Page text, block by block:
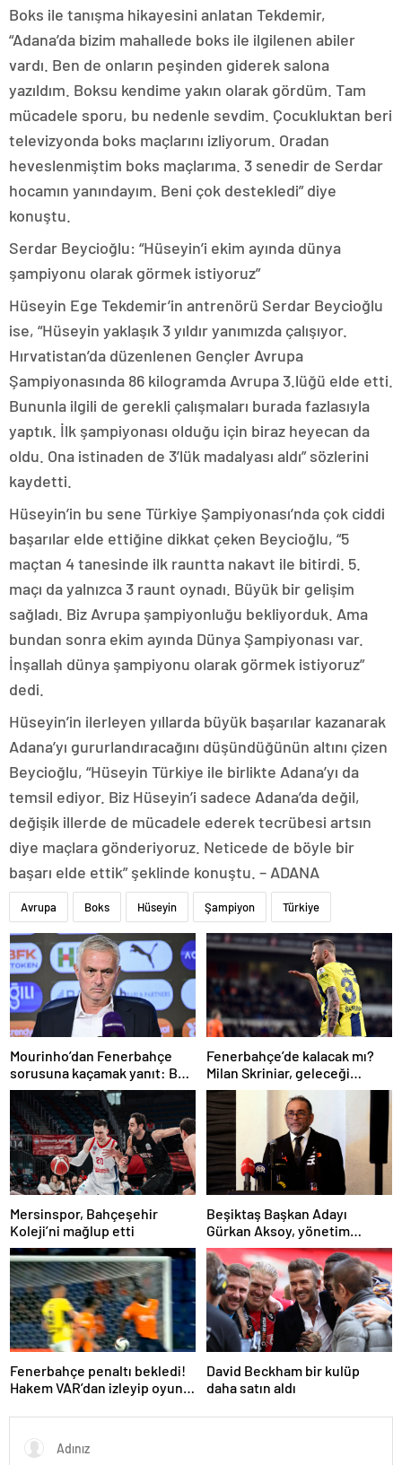
Boks ile tanışma hikayesini anlatan Tekdemir,
“Adana’da bizim mahallede boks ile ilgilenen abiler
vardı. Ben de onların peşinden giderek salona
yazıldım. Boksu kendime yakın olarak gördüm. Tam
mücadele sporu, bu nedenle sevdim. Çocukluktan beri
televizyonda boks maçlarını izliyorum. Oradan
heveslenmiştim boks maçlarıma. 3 senedir de Serdar
hocamın yanındayım. Beni çok destekledi” diye
konuştu.
Serdar Beycioğlu: “Hüseyin’i ekim ayında dünya
şampiyonu olarak görmek istiyoruz”
Hüseyin Ege Tekdemir’in antrenörü Serdar Beycioğlu
ise, “Hüseyin yaklaşık 3 yıldır yanımızda çalışıyor.
Hırvatistan’da düzenlenen Gençler Avrupa
Şampiyonasında 86 kilogramda Avrupa 3.lüğü elde etti.
Bununla ilgili de gerekli çalışmaları burada fazlasıyla
yaptık. İlk şampiyonası olduğu için biraz heyecan da
oldu. Ona istinaden de 3’lük madalyası aldı” sözlerini
kaydetti.
Hüseyin’in bu sene Türkiye Şampiyonası’nda çok ciddi
başarılar elde ettiğine dikkat çeken Beycioğlu, “5
maçtan 4 tanesinde ilk rauntta nakavt ile bitirdi. 5.
maçı da yalnızca 3 raunt oynadı. Büyük bir gelişim
sağladı. Biz Avrupa şampiyonluğu bekliyorduk. Ama
bundan sonra ekim ayında Dünya Şampiyonası var.
İnşallah dünya şampiyonu olarak görmek istiyoruz”
dedi.
Hüseyin’in ilerleyen yıllarda büyük başarılar kazanarak
Adana’yı gururlandıracağını düşündüğünün altını çizen
Beycioğlu, “Hüseyin Türkiye ile birlikte Adana’yı da
temsil ediyor. Biz Hüseyin’i sadece Adana’da değil,
değişik illerde de mücadele ederek tecrübesi artsın
diye maçlara gönderiyoruz. Neticede de böyle bir
başarı elde ettik” şeklinde konuştu. – ADANA
Avrupa Boks Hüseyin Şampiyon Türkiye
Mourinho’dan Fenerbahçe
sorusuna kaçamak yanıt: Bu
soruyu anlamadım
Fenerbahçe’de kalacak mı?
Milan Skriniar, geleceği
hakkında konuştu
Mersinspor, Bahçeşehir
Koleji’ni mağlup etti
Beşiktaş Başkan Adayı
Gürkan Aksoy, yönetim
kurulunu tanıttı
Fenerbahçe penaltı bekledi!
Hakem VAR’dan izleyip oyunu
David Beckham bir kulüp
daha satın aldı